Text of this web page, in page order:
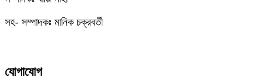
সহ- সম্পাদকঃ মানিক চক্রবর্তী
যোগাযোগ